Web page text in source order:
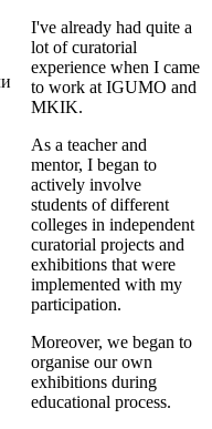
I've already had quite a
lot of curatorial
experience when I came
to work at IGUMO and
MKIK.
As a teacher and
mentor, I began to
actively involve
students of different
colleges in independent
curatorial projects and
exhibitions that were
implemented with my
participation.
Moreover, we began to
organise our own
exhibitions during
educational process.